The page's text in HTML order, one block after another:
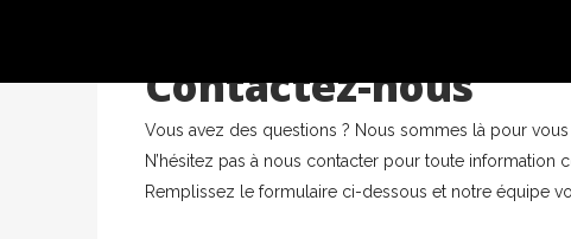
Contactez-nous
Vous avez des questions ? Nous sommes là pour vous
N’hésitez pas à nous contacter pour toute information
Remplissez le formulaire ci-dessous et notre équipe